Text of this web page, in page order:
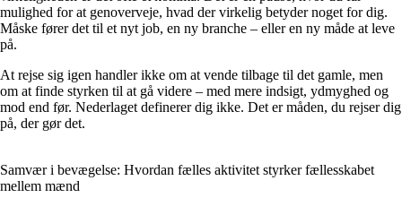
mulighed for at genoverveje, hvad der virkelig betyder noget for dig.
Måske fører det til et nyt job, en ny branche – eller en ny måde at leve
på.
At rejse sig igen handler ikke om at vende tilbage til det gamle, men
om at finde styrken til at gå videre – med mere indsigt, ydmyghed og
mod end før. Nederlaget definerer dig ikke. Det er måden, du rejser dig
på, der gør det.
Samvær i bevægelse: Hvordan fælles aktivitet styrker fællesskabet
mellem mænd